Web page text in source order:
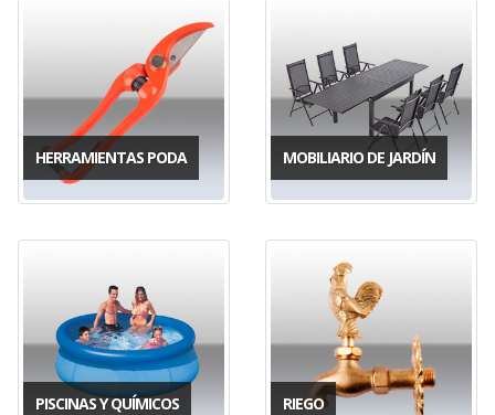
HERRAMIENTAS PODA MOBILIARIO DE JARDÍN
PISCINAS Y QUÍMICOS RIEGO